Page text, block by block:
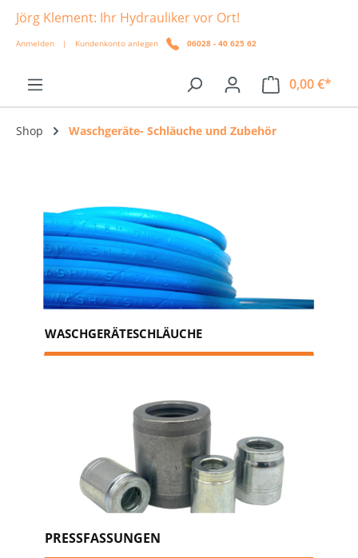
springen
Jörg Klement: Ihr Hydrauliker vor Ort!
Anmelden | Kundenkonto anlegen 06028 - 40 625 62
0,00 €*
Shop Waschgeräte- Schläuche und Zubehör
WASCHGERÄTESCHLÄUCHE
PRESSFASSUNGEN